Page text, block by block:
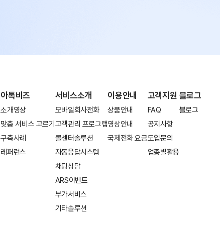
아톡비즈
소개영상
맞춤 서비스 고르기
구축사례
레퍼런스
서비스소개
모바일회사전화
고객관리 프로그램
콜센터솔루션
자동응답시스템
채팅상담
ARS이벤트
부가서비스
기타솔루션
이용안내
상품안내
영상안내
국제전화 요금
고객지원
FAQ
공지사항
도입문의
업종별활용
블로그
블로그